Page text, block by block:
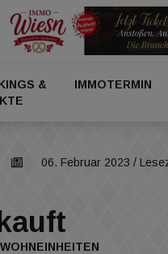
&
IMMOTERMIN
06. Februar 2023 /